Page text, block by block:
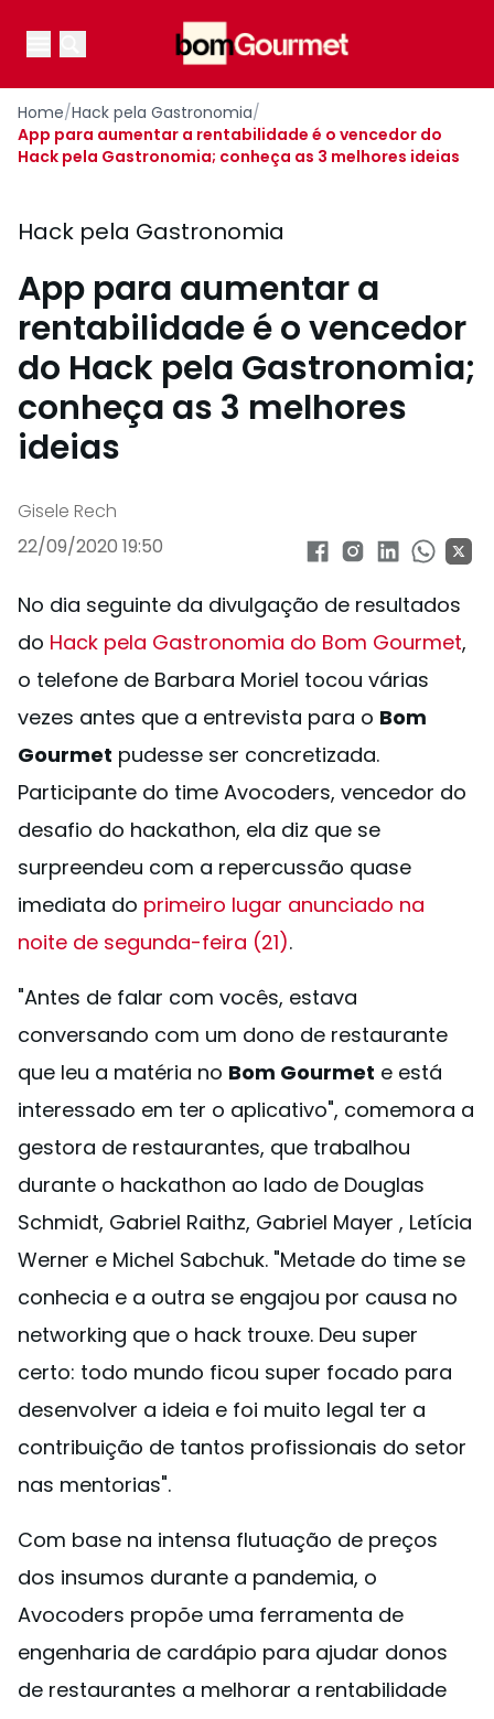
Open main menu
Open main menu
Home/Hack pela Gastronomia/
App para aumentar a rentabilidade é o vencedor do
Hack pela Gastronomia; conheça as 3 melhores ideias
Hack pela Gastronomia
App para aumentar a
rentabilidade é o vencedor
do Hack pela Gastronomia;
conheça as 3 melhores
ideias
Gisele Rech
22/09/2020 19:50
No dia seguinte da divulgação de resultados
do Hack pela Gastronomia do Bom Gourmet,
o telefone de Barbara Moriel tocou várias
vezes antes que a entrevista para o Bom
Gourmet pudesse ser concretizada.
Participante do time Avocoders, vencedor do
desafio do hackathon, ela diz que se
surpreendeu com a repercussão quase
imediata do primeiro lugar anunciado na
noite de segunda-feira (21).
"Antes de falar com vocês, estava
conversando com um dono de restaurante
que leu a matéria no Bom Gourmet e está
interessado em ter o aplicativo", comemora a
gestora de restaurantes, que trabalhou
durante o hackathon ao lado de Douglas
Schmidt, Gabriel Raithz, Gabriel Mayer , Letícia
Werner e Michel Sabchuk. "Metade do time se
conhecia e a outra se engajou por causa no
networking que o hack trouxe. Deu super
certo: todo mundo ficou super focado para
desenvolver a ideia e foi muito legal ter a
contribuição de tantos profissionais do setor
nas mentorias".
Com base na intensa flutuação de preços
dos insumos durante a pandemia, o
Avocoders propõe uma ferramenta de
engenharia de cardápio para ajudar donos
de restaurantes a melhorar a rentabilidade